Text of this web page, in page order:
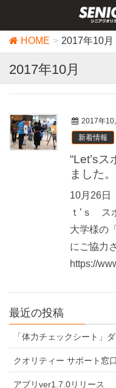
HOME 2017年10月
2017年10月
2017年10
新着情報
“Let’s
ました。
10月26日
ｔ’ｓ ス
大学様の
にご協力
https://
最近の投稿
「体力チェックシート」
クオリティー サポート窓
アプリver1.7.0リリース